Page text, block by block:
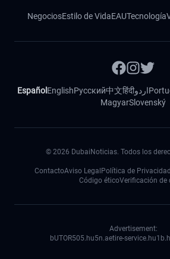
NegociosEstilo de VidaEAUTecnología
Español EnglishРусский中文हिंदीاردو
MagyarSlovenský
© 2026 DubaiNoticias. Todos los
ContactoAviso Legal Política de Privacidad
Código éticoVerificación de
Advertisement:
bUTOR505.hu5n.aetire-service.hu